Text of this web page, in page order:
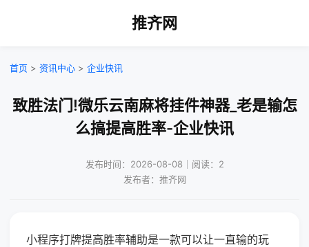
推齐网
首页 > 资讯中心 > 企业快讯
致胜法门!微乐云南麻将挂件神器_老是输怎
么搞提高胜率-企业快讯
发布时间：2026-08-08｜阅读：2
发布者：推齐网
小程序打牌提高胜率辅助是一款可以让一直输的玩